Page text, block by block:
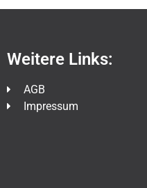
Weitere Links:
AGB
Impressum